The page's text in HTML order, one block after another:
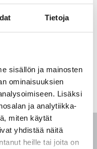
Tietoja
sisällön ja mainosten
ominaisuuksien
Lisäksi
ja analytiikka-
miten käytät
yhdistää näitä
heille tai joita on